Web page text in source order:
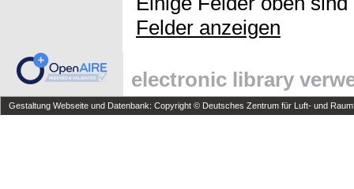
Felder anzeigen
electronic library
Gestaltung Webseite und Datenbank: Copyright © Deutsches Zentrum für Luft- und